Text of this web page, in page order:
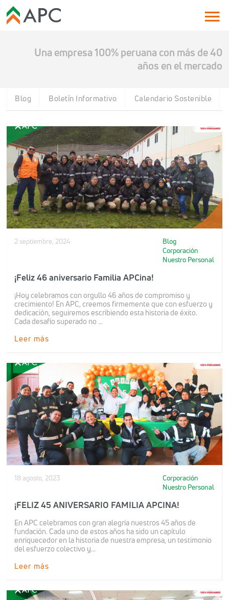
Una empresa 100% peruana con más de 40
años en el mercado
Blog Boletín Informativo Calendario Sostenible
2 septiembre, 2024
Blog
Corporación
Nuestro Personal
¡Feliz 46 aniversario Familia APCina!
¡Hoy celebramos con orgullo 46 años de compromiso y
crecimiento! En APC, creemos firmemente que con esfuerzo y
dedicación, seguiremos escribiendo esta historia de éxito.
Cada desafío superado no ...
Leer más
18 agosto, 2023
Corporación
Nuestro Personal
¡FELIZ 45 ANIVERSARIO FAMILIA APCINA!
En APC celebramos con gran alegría nuestros 45 años de
fundación. Cada uno de estos años ha sido un capítulo
enriquecedor en la historia de nuestra empresa, un testimonio
del esfuerzo colectivo y...
Leer más